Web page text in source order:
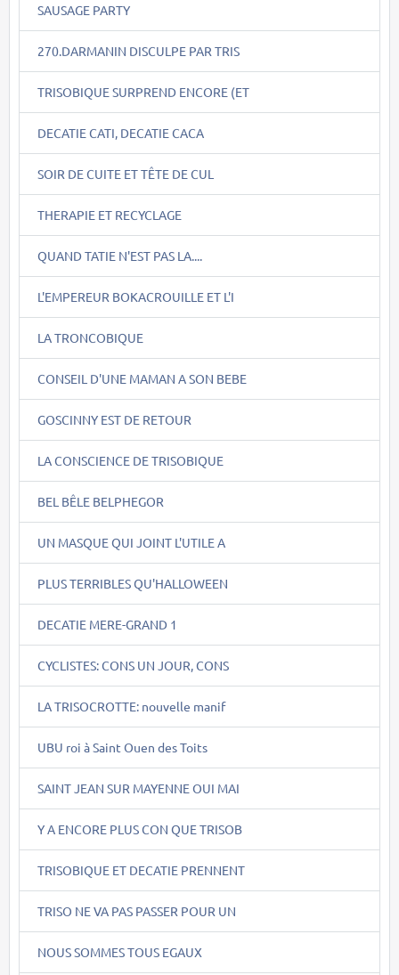
SAUSAGE PARTY
270.DARMANIN DISCULPE PAR TRIS
TRISOBIQUE SURPREND ENCORE (ET
DECATIE CATI, DECATIE CACA
SOIR DE CUITE ET TÊTE DE CUL
THERAPIE ET RECYCLAGE
QUAND TATIE N'EST PAS LA....
L'EMPEREUR BOKACROUILLE ET L'I
LA TRONCOBIQUE
CONSEIL D'UNE MAMAN A SON BEBE
GOSCINNY EST DE RETOUR
LA CONSCIENCE DE TRISOBIQUE
BEL BÊLE BELPHEGOR
UN MASQUE QUI JOINT L'UTILE A
PLUS TERRIBLES QU'HALLOWEEN
DECATIE MERE-GRAND 1
CYCLISTES: CONS UN JOUR, CONS
LA TRISOCROTTE: nouvelle manif
UBU roi à Saint Ouen des Toits
SAINT JEAN SUR MAYENNE OUI MAI
Y A ENCORE PLUS CON QUE TRISOB
TRISOBIQUE ET DECATIE PRENNENT
TRISO NE VA PAS PASSER POUR UN
NOUS SOMMES TOUS EGAUX